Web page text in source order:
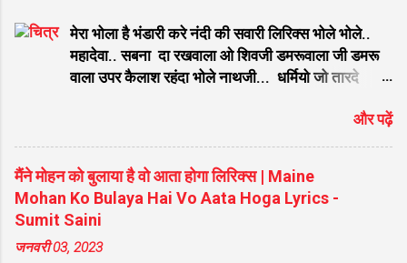
ढूंढ रहे हैं, तो आप बिल्कुल सही जगह आए हैं। प्रसिद्ध
गायक कन्हैया मित्तल की सुरीली आवाज और की
शानदार तर्ज पर सजे इस भजन को सुनने से मन को
श्याम भजन " के अंतर्गत आने वाले भजन के शुद्ध हिंदी
लिरिक्स दिए गए हैं ताकि आपको गायन में आसानी हो।
भजन मुख्य विवरण जानकारी (Bhajan Details) ...
मेरा भोला है भंडारी करे नंदी की सवारी लिरिक्स भोले भोले..
महादेवा.. सबना दा रखवाला ओ शिवजी डमरूवाला जी डमरू
वाला उपर कैलाश रहंदा भोले नाथजी... धर्मियो जो तारदे
मेरा भोले अमली ॐ नमः शिवाय शम्भु ॐ नमः शिवाय ॐ नमः
शिवाय शम्भु ॐ नमः शिवाय महादेव तेरा डमरू डम डम, डम डम
बजतो जाये रे हो महादेवा... ॐ नमः शिवाय शम्भु सर से तेरी
बेहती गंगा काम मेरा हो जाता चंगा नाम तेरा जब लेता ता ता ता
महादेवा... मां पियादे घरे ओ गोरा महला च रहन्दी जी महला च
रेहन्दी विच सम्साना राहंदा भोले नाथ जी कालेया कुंडला वाला
मेरा भोले बाबा किधर कैलाश तेरा डेरा ओ जी... सर पे तेरे ओं
और पढ़ें
मैंने मोहन को बुलाया है वो आता होगा लिरिक्स | Maine
Mohan Ko Bulaya Hai Vo Aata Hoga Lyrics -
Sumit Saini
जनवरी 03, 2023